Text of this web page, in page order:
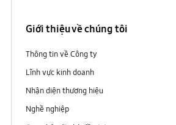
Giới thiệu về chúng tôi
Thông tin về Công ty
Lĩnh vực kinh doanh
Nhận diện thương hiệu
Nghề nghiệp